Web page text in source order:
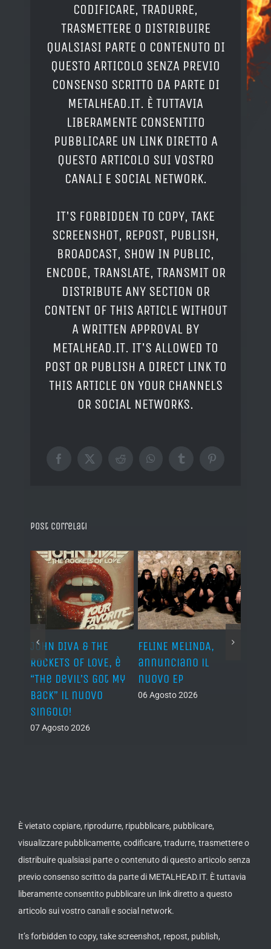
CODIFICARE, TRADURRE,
TRASMETTERE O DISTRIBUIRE
QUALSIASI PARTE O CONTENUTO DI
QUESTO ARTICOLO SENZA PREVIO
CONSENSO SCRITTO DA PARTE DI
METALHEAD.IT. È TUTTAVIA
LIBERAMENTE CONSENTITO
PUBBLICARE UN LINK DIRETTO A
QUESTO ARTICOLO SUI VOSTRO
CANALI E SOCIAL NETWORK.
IT'S FORBIDDEN TO COPY, TAKE
SCREENSHOT, REPOST, PUBLISH,
BROADCAST, SHOW IN PUBLIC,
ENCODE, TRANSLATE, TRANSMIT OR
DISTRIBUTE ANY SECTION OR
CONTENT OF THIS ARTICLE WITHOUT
A WRITTEN APPROVAL BY
METALHEAD.IT. IT'S ALLOWED TO
POST OR PUBLISH A DIRECT LINK TO
THIS ARTICLE ON YOUR CHANNELS
OR SOCIAL NETWORKS.
Facebook
X RedditWhatsAppTumblrPinterest
Post correlati
JOHN DIVA & THE
ROCKETS OF LOVE, è
“The Devil’s Got My
Back” il nuovo
singolo!
07 Agosto 2026
FELINE MELINDA,
annunciano il
nuovo EP
06 Agosto 2026
È vietato copiare, riprodurre, ripubblicare, pubblicare,
visualizzare pubblicamente, codificare, tradurre, trasmettere o
distribuire qualsiasi parte o contenuto di questo articolo senza
previo consenso scritto da parte di METALHEAD.IT. È tuttavia
liberamente consentito pubblicare un link diretto a questo
articolo sui vostro canali e social network.
It’s forbidden to copy, take screenshot, repost, publish,